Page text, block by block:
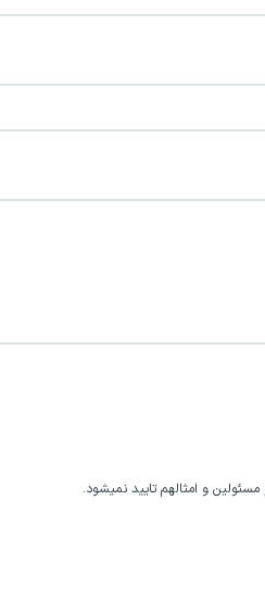
و امثالهم تایید نمیشود.